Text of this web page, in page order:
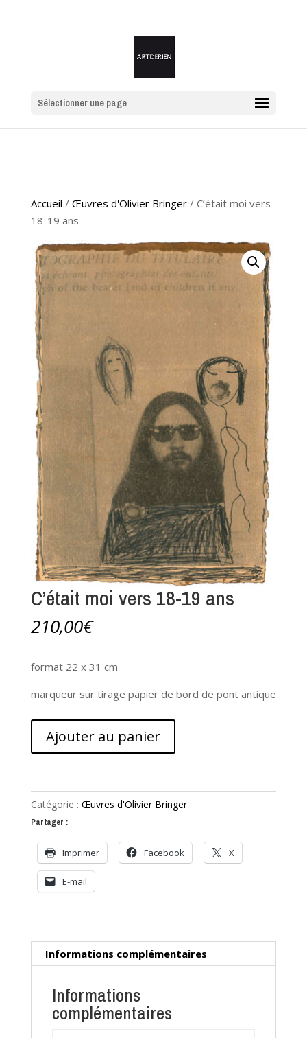
Sélectionner une page
Accueil / Œuvres d'Olivier Bringer/ C’était moi vers
18-19 ans
C’était moi vers 18-19 ans
210,00€
format 22 x 31 cm
marqueur sur tirage papier de bord de pont antique
vers
18-
19
ans
Ajouter au panier
Catégorie : Œuvres d'Olivier Bringer
Partager :
Imprimer Facebook X
E-mail
Informations complémentaires
Informations
complémentaires